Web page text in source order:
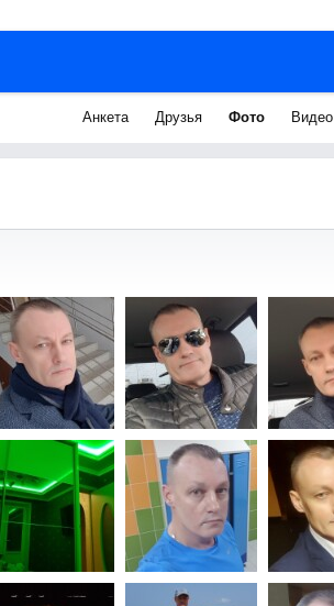
Анкета Друзья Фото Видео